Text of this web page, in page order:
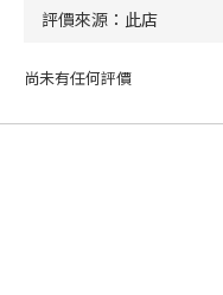
尚未有任何評價